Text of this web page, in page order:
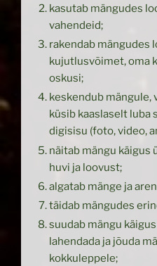
kasutab mängudes
vahendeid;
rakendab mängudes
kujutlusvõimet, oma
oskusi;
keskendub mängule,
küsib kaaslaselt luba
digisisu (foto, video,
näitab mängu käigus
huvi ja loovust;
algatab mänge ja
täidab mängudes
suudab mängu
lahendada ja jõuda
kokkuleppele;